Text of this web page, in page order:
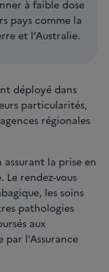
à faible dose
pays comme la
et l’Australie.
déployé dans
particularités,
régionales
assurant la prise en
Le rendez-vous
les soins
pathologies
aux
l’Assurance